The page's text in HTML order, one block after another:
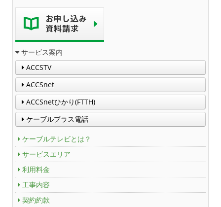
サービス案内
ACCSTV
ACCSnet
ACCSnetひかり(FTTH)
ケーブルプラス電話
ケーブルテレビとは？
サービスエリア
利用料金
工事内容
契約約款
つくばもん（地域情報サイト）